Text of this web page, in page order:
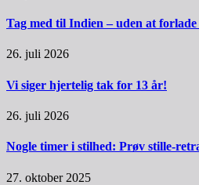
Tag med til Indien – uden at forlade
26. juli 2026
Vi siger hjertelig tak for 13 år!
26. juli 2026
Nogle timer i stilhed: Prøv stille-
27. oktober 2025